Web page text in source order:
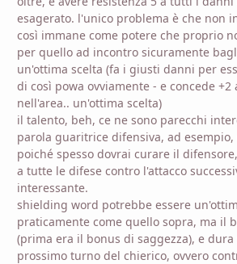
esagerato. l'unico problema è che non
così immane come potere che proprio
per quello ad incontro sicuramente
un'ottima scelta (fa i giusti danni per
di così powa ovviamente - e concede
nell'area.. un'ottima scelta)
il talento, beh, ce ne sono parecchi
parola guaritrice difensiva, ad
poiché spesso dovrai curare il
a tutte le difese contro l'attacco
interessante.
shielding word potrebbe essere
praticamente come quello sopra, ma il
(prima era il bonus di saggezza), e
prossimo turno del chierico, ovvero